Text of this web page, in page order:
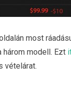
most
három modell. Ezt
vételárat.